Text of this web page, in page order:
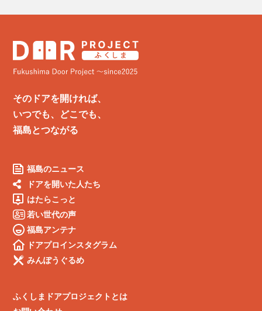
そのドアを開ければ、
いつでも、どこでも、
福島とつながる
福島のニュース
ドアを開いた人たち
はたらこっと
若い世代の声
福島アンテナ
ドアプロインスタグラム
みんぽうぐるめ
ふくしまドアプロジェクトとは